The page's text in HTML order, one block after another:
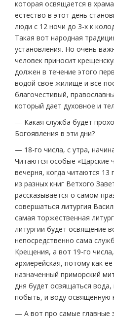
которая освящается в
естество в этот день
люди с 12 ночи до 3-х к
Такая вот народная
установления. Но очень
человек приносит
должен в течение этого
водой свое жилище и все
благочестивый,
который дает духовное и
— Какая служба будет
Богоявления в эти дни?
— 18-го числа, с утра,
Читаются особые «Царские
вечерня, когда читаются
из разных книг Ветхого
рассказывается о самом
совершаться литургия
самая торжественная
литургии будет освящение
непосредственно сама
Крещения, а вот 19-го
архиерейская, потому как
назначенный приморский
дня будет освящаться
побыть, и воду освященную
— А вот про самые главные